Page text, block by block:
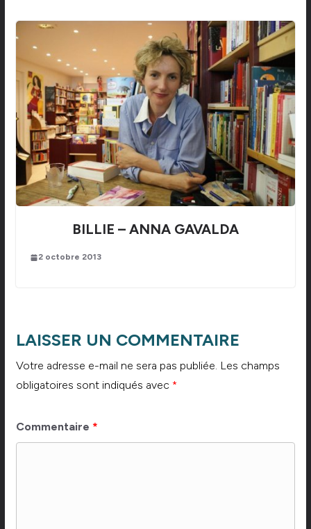
BILLIE – ANNA GAVALDA
2 octobre 2013
LAISSER UN COMMENTAIRE
Votre adresse e-mail ne sera pas publiée. Les champs
obligatoires sont indiqués avec *
Commentaire *